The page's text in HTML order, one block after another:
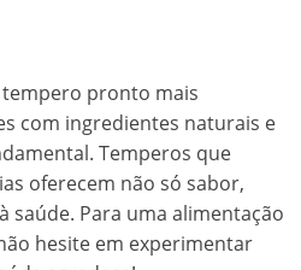
pronto mais
com ingredientes naturais e
Temperos que
oferecem não só sabor,
saúde. Para uma alimentação
hesite em experimentar